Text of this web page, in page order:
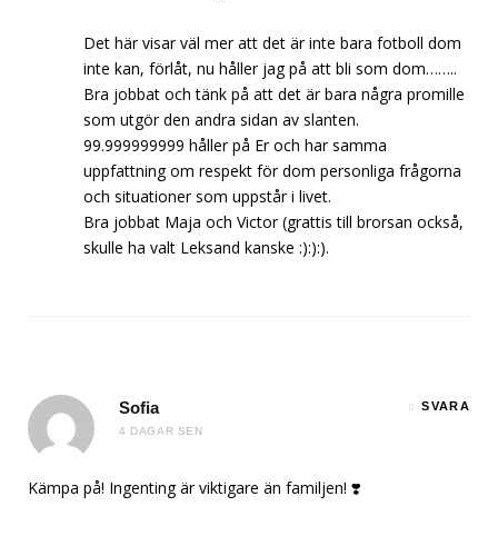
Det här visar väl mer att det är inte bara fotboll dom
inte kan, förlåt, nu håller jag på att bli som dom……..
Bra jobbat och tänk på att det är bara några promille
som utgör den andra sidan av slanten.
99.999999999 håller på Er och har samma
uppfattning om respekt för dom personliga frågorna
och situationer som uppstår i livet.
Bra jobbat Maja och Victor (grattis till brorsan också,
skulle ha valt Leksand kanske :):):).
Sofia
4 DAGAR SEN
SVARA
Kämpa på! Ingenting är viktigare än familjen! ❣️